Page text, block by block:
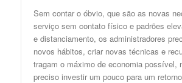
Sem contar o óbvio, que são as novas
serviço sem contato físico e padrões
e distanciamento, os administradores
novos hábitos, criar novas técnicas e
tragam o máximo de economia possível,
preciso investir um pouco para um